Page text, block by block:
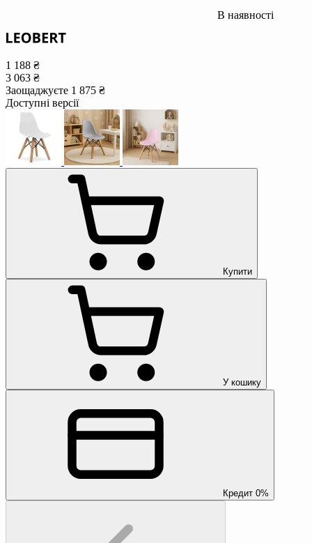
В наявності
1 188 ₴
3 063 ₴
Заощаджуєте 1 875 ₴
Доступні версії
Купити
У кошику
Кредит 0%